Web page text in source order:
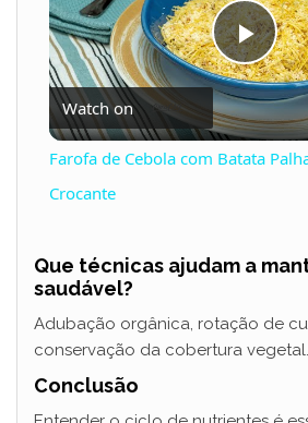
P
l
y
V
Watch on
Farofa de Cebola com Batata
Crocante
Que técnicas ajudam a
saudável?
Adubação orgânica, rotação de
conservação da cobertura vegetal.
Conclusão